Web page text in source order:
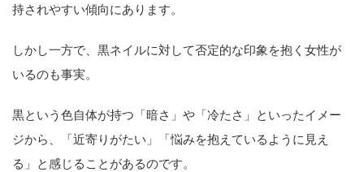
持されやすい傾向にあります。
しかし一方で、黒ネイルに対して否定的な印象を抱く女性が
いるのも事実。
黒という色自体が持つ「暗さ」や「冷たさ」といったイメー
ジから、「近寄りがたい」「悩みを抱えているように見え
る」と感じることがあるのです。